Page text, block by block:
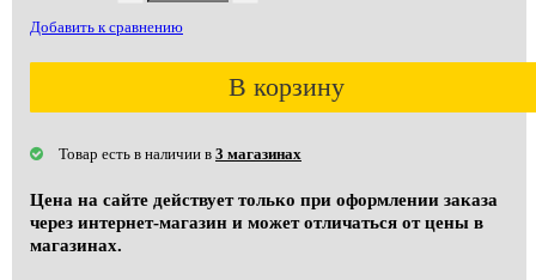
Добавить к сравнению
В корзину
Товар есть в наличии в 3 магазинах
Цена на сайте действует только при оформлении заказа
через интернет-магазин и может отличаться от цены в
магазинах.